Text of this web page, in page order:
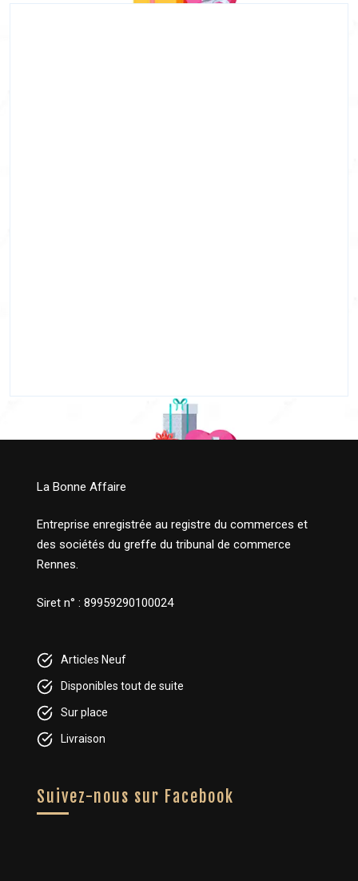
La Bonne Affaire
Entreprise enregistrée au registre du commerces et
des sociétés du greffe du tribunal de commerce
Rennes.
Siret n° : 89959290100024
Articles Neuf
Disponibles tout de suite
Sur place
Livraison
Suivez-nous sur Facebook